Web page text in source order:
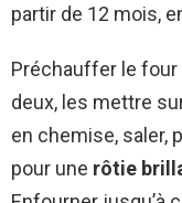
partir de 12 mois,
Préchauffer le four
deux, les mettre
en chemise, saler,
pour une rôtie